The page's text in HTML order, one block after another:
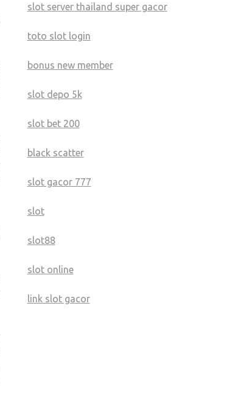
slot server thailand super gacor
toto slot login
bonus new member
slot depo 5k
slot bet 200
black scatter
slot gacor 777
slot
slot88
slot online
link slot gacor